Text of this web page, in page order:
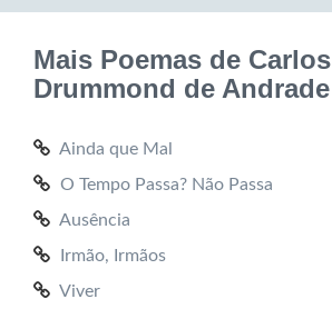
Mais Poemas de Carlos
Drummond de Andrade
Ainda que Mal
O Tempo Passa? Não Passa
Ausência
Irmão, Irmãos
Viver